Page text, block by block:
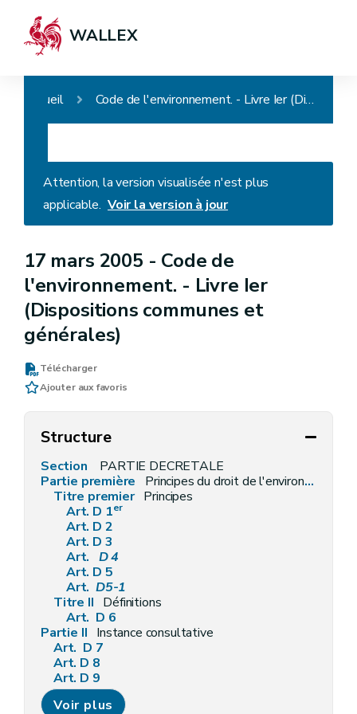
WALLEX
Accueil Code de l'environnement. - Livre Ier (Dispositions communes et générales)
Attention, la version visualisée n'est plus
applicable. Voir la version à jour
17 mars 2005 - Code de
l'environnement. - Livre Ier
(Dispositions communes et
générales)
Télécharger
Ajouter aux favoris
Structure
Section
PARTIE DECRETALE
Partie première
Principes du droit de l'environnement et définitions générales
Titre premier Principes
Art. D 1er
Art. D 2
Art. D 3
Art. D 4
Art. D 5
Art. D5-1
Titre II Définitions
Art. D 6
Partie II Instance consultative
Art. D 7
Art. D 8
Art. D 9
Partie III Information et sensibilisation en matière d'environnement
Titre premier
Voir plus